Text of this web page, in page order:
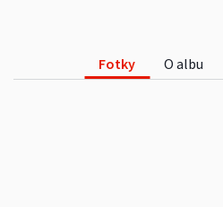
Fotky O albu